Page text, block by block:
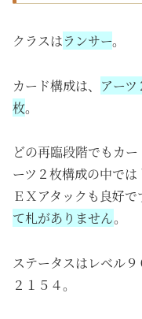
クラスはランサー。
カード構成は、 アーツ
枚。
どの再臨段階でもカ
ーツ２枚構成の中で
ＥＸアタックも良好
て札がありません。
ステータスはレベル
２１５４。